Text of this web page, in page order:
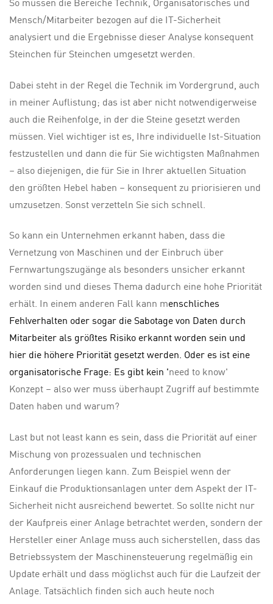
Mensch/Mitarbeiter bezogen auf die IT-Sicherheit
analysiert und die Ergebnisse dieser Analyse konsequent
Steinchen für Steinchen umgesetzt werden.
Dabei steht in der Regel die Technik im Vordergrund, auch
in meiner Auflistung; das ist aber nicht notwendigerweise
auch die Reihenfolge, in der die Steine gesetzt werden
müssen. Viel wichtiger ist es, Ihre individuelle Ist-Situation
festzustellen und dann die für Sie wichtigsten Maßnahmen
– also diejenigen, die für Sie in Ihrer aktuellen Situation
den größten Hebel haben – konsequent zu priorisieren und
umzusetzen. Sonst verzetteln Sie sich schnell.
So kann ein Unternehmen erkannt haben, dass die
Vernetzung von Maschinen und der Einbruch über
Fernwartungszugänge als besonders unsicher erkannt
worden sind und dieses Thema dadurch eine hohe Priorität
erhält. In einem anderen Fall kann menschliches
Fehlverhalten oder sogar die Sabotage von Daten durch
Mitarbeiter als größtes Risiko erkannt worden sein und
hier die höhere Priorität gesetzt werden. Oder es ist eine
organisatorische Frage: Es gibt kein 'need to know'
Konzept – also wer muss überhaupt Zugriff auf bestimmte
Daten haben und warum?
Last but not least kann es sein, dass die Priorität auf einer
Mischung von prozessualen und technischen
Anforderungen liegen kann. Zum Beispiel wenn der
Einkauf die Produktionsanlagen unter dem Aspekt der IT-
Sicherheit nicht ausreichend bewertet. So sollte nicht nur
der Kaufpreis einer Anlage betrachtet werden, sondern der
Hersteller einer Anlage muss auch sicherstellen, dass das
Betriebssystem der Maschinensteuerung regelmäßig ein
Update erhält und dass möglichst auch für die Laufzeit der
Anlage. Tatsächlich finden sich auch heute noch